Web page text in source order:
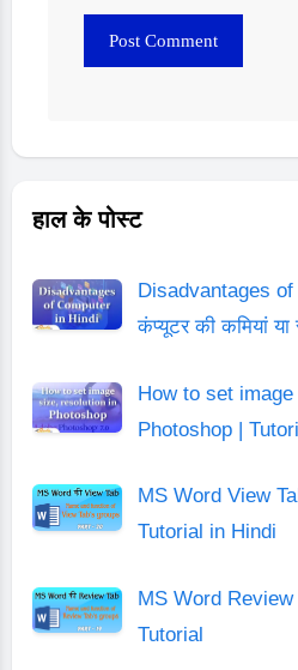
हाल के पोस्ट
Disadvantages
कंप्यूटर की कमियां या
How to set
Photoshop |
MS Word View
Tutorial in Hindi
MS Word
Tutorial